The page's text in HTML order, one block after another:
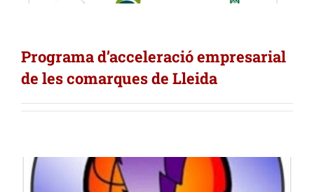
Programa d’acceleració empresarial
de les comarques de Lleida